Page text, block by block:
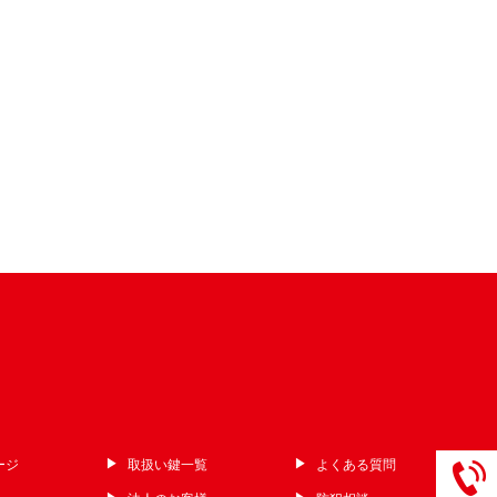
ジ 取扱い鍵一覧 よくある質問